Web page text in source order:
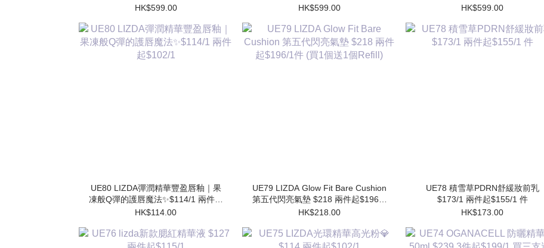
爽膚水15ml*4 ][*$1437/3送 超勝肽
任選6件送 超勝肽爽膚水15ml*8+超
勝肽安瓶10ml*8】
HK$599.00
肽爽膚水15ml*4 ][*$1437/3送 超勝
列任選6件送 超勝肽爽膚水
15ml*8+超勝肽安瓶10ml*8】
HK$599.00
肽爽膚水15ml*4 支 ][*$1437/3送 超
系列任選6件送 超勝肽爽膚水
15ml*8+超勝肽安瓶10ml*8】
HK$599.00
UE80 LIZDA彈潤精華豐盈唇釉｜果
凍般Q彈的護唇魔法✨$114/1 兩件起
$102/1
HK$114.00
UE79 LIZDA Glow Fit Bare Cushion
第五代閃亮氣墊 $218 兩件起$196/1
件 (買1個送1個Refill)
HK$218.00
UE78 積雪草PDRN舒緩妝前乳
$173/1 兩件起$155/1 件
HK$173.00